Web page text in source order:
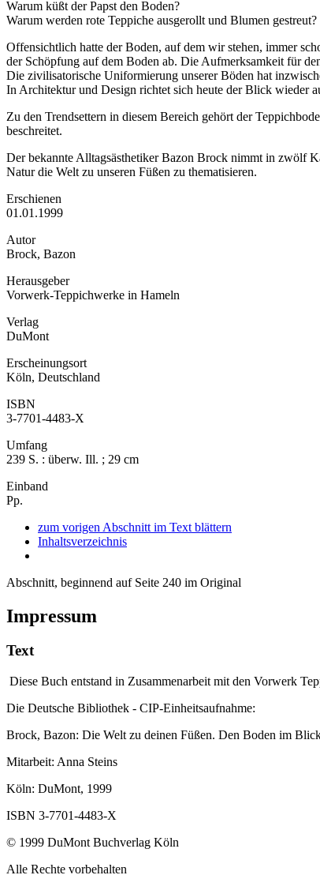
Warum küßt der Papst den Boden?
Warum werden rote Teppiche ausgerollt und Blumen
Offensichtlich hatte der Boden, auf dem wir stehen, immer
der Schöpfung auf dem Boden ab. Die Aufmerksamkeit für
Die zivilisatorische Uniformierung unserer Böden hat
In Architektur und Design richtet sich heute der Blick wieder
Zu den Trendsettern in diesem Bereich gehört der
beschreitet.
Der bekannte Alltagsästhetiker Bazon Brock nimmt in zwölf
Natur die Welt zu unseren Füßen zu thematisieren.
Erschienen
01.01.1999
Autor
Brock, Bazon
Herausgeber
Vorwerk-Teppichwerke in Hameln
Verlag
DuMont
Erscheinungsort
Köln, Deutschland
ISBN
3-7701-4483-X
Umfang
239 S. : überw. Ill. ; 29 cm
Einband
Pp.
zum vorigen Abschnitt im Text blättern
Inhaltsverzeichnis
Abschnitt, beginnend auf Seite 240 im Original
Impressum
Text
Diese Buch entstand in Zusammenarbeit mit den Vorwerk
Die Deutsche Bibliothek - CIP-Einheitsaufnahme:
Brock, Bazon: Die Welt zu deinen Füßen. Den Boden im
Mitarbeit: Anna Steins
Köln: DuMont, 1999
ISBN 3-7701-4483-X
© 1999 DuMont Buchverlag Köln
Alle Rechte vorbehalten